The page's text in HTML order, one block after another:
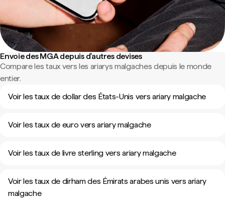
Envoie des MGA depuis d'autres devises
Compare les taux vers les ariarys malgaches depuis le monde
entier.
Voir les taux de dollar des États-Unis vers ariary malgache
Voir les taux de euro vers ariary malgache
Voir les taux de livre sterling vers ariary malgache
Voir les taux de dirham des Émirats arabes unis vers ariary
malgache